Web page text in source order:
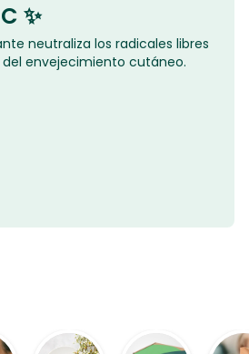
✨
neutraliza los radicales libres
del envejecimiento cutáneo.